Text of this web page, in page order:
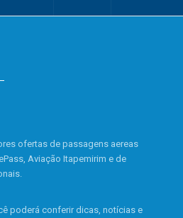
ofertas de passagens aereas
Aviação Itapemirim e de
poderá conferir dicas, notícias e